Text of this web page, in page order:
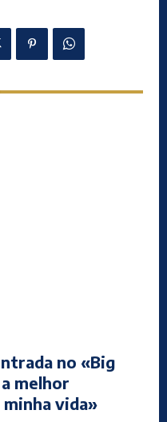
no «Big
melhor
vida»